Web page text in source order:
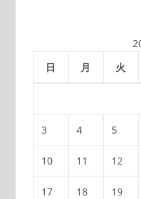
日
月 火
3 4 5
10 11 12
17 18 19